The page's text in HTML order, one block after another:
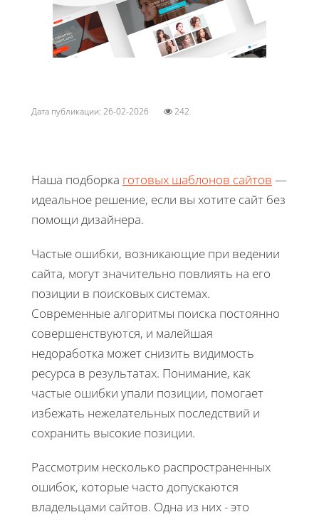
Дата публикации: 26-02-2026 242
Наша подборка готовых шаблонов сайтов —
идеальное решение, если вы хотите сайт без
помощи дизайнера.
Частые ошибки, возникающие при ведении
сайта, могут значительно повлиять на его
позиции в поисковых системах.
Современные алгоритмы поиска постоянно
совершенствуются, и малейшая
недоработка может снизить видимость
ресурса в результатах. Понимание, как
частые ошибки упали позиции, помогает
избежать нежелательных последствий и
сохранить высокие позиции.
Рассмотрим несколько распространенных
ошибок, которые часто допускаются
владельцами сайтов. Одна из них - это